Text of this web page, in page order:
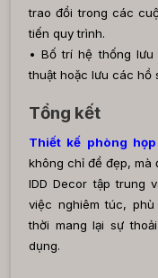
trao đổi trong các
tiến quy trình.
• Bố trí hệ thống
thuật hoặc lưu các hồ
Tổng kết
Thiết kế phòng họp
không chỉ để đẹp, mà
IDD Decor tập trung
việc nghiêm túc,
thời mang lại sự
dụng.